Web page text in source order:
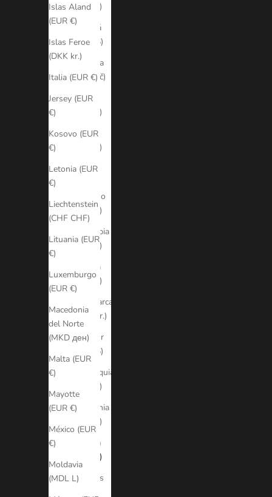
Islas Aland
(EUR €)
Islas Feroe
(DKK kr.)
Italia (EUR €)
Jersey (EUR
€)
Kosovo (EUR
€)
Letonia (EUR
€)
Liechtenstein
(CHF CHF)
Lituania (EUR
€)
Luxemburgo
(EUR €)
Macedonia
del Norte
(MKD ден)
Malta (EUR
€)
Mayotte
(EUR €)
México (EUR
€)
Moldavia
(MDL L)
(EUR €)
Canadá
(CAD $)
Chequia
(CZK Kč)
Chile
(EUR €)
Chipre
(EUR €)
Ciudad
Vaticano
(EUR €)
Colombia
(EUR €)
Croacia
(EUR €)
Dinamarca
(DKK kr.)
Ecuador
(USD $)
Eslovaquia
(EUR €)
Eslovenia
(EUR €)
España
(EUR €)
Estados